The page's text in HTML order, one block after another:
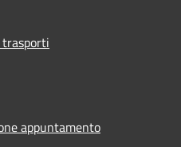
appuntamento